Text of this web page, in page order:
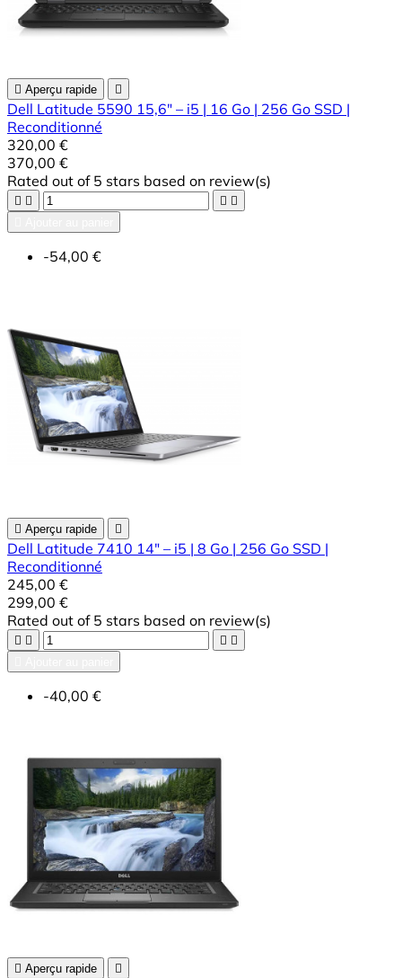
 Aperçu rapide 
Dell Latitude 5590 15,6" – i5 | 16 Go | 256 Go SSD |
Reconditionné
320,00 €
370,00 €
Rated out of 5 stars based on review(s)
   
-54,00 €
 Aperçu rapide 
Dell Latitude 7410 14" – i5 | 8 Go | 256 Go SSD |
Reconditionné
245,00 €
299,00 €
Rated out of 5 stars based on review(s)
   
-40,00 €
 Aperçu rapide 